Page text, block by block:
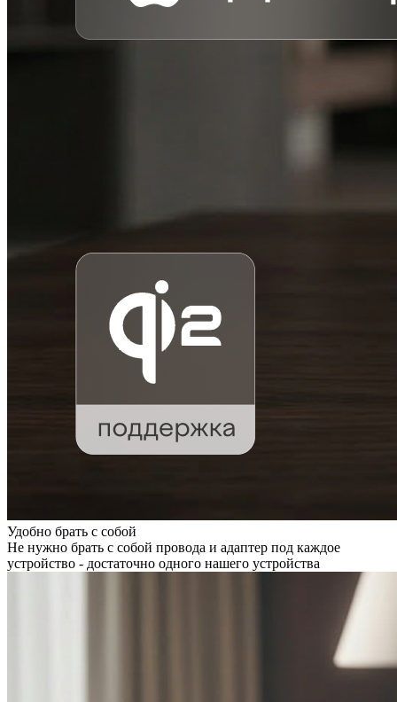
Удобно брать с собой
Не нужно брать с собой провода и адаптер под каждое
устройство - достаточно одного нашего устройства